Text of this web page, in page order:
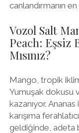
canlandırmanın
Vozol Salt
Peach: Eşsiz
Mısınız?
Mango, tropik
Yumuşak dokusu
kazanıyor.
karışıma
geldiğinde, adeta